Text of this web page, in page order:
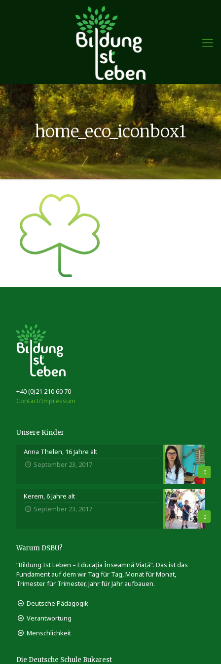
home_eco_iconbox1
+40 (0)21 210 60 70
Contact/Impressum
Unsere Kinder
0
Anna Thelen, 16 Jahre alt
September 23, 2017
0
Kerem, 6 Jahre alt
September 23, 2017
Warum DSBU?
“Bildung Ist Leben – Educația Înseamnă Viață”. Das ist das
Fundament auf dem wir Tag für Tag, Monat für Monat,
Trimester für Trimester, Jahr für Jahr aufbauen.
Deutsche Pädagogik
Verantwortung
Menschlichkeit
Die Deutsche Schule Bukarest